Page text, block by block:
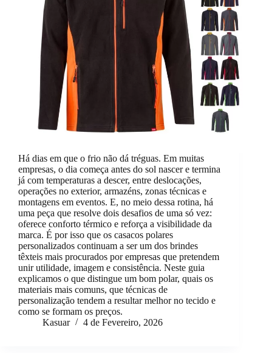
Há dias em que o frio não dá tréguas. Em muitas
empresas, o dia começa antes do sol nascer e termina
já com temperaturas a descer, entre deslocações,
operações no exterior, armazéns, zonas técnicas e
montagens em eventos. E, no meio dessa rotina, há
uma peça que resolve dois desafios de uma só vez:
oferece conforto térmico e reforça a visibilidade da
marca. É por isso que os casacos polares
personalizados continuam a ser um dos brindes
têxteis mais procurados por empresas que pretendem
unir utilidade, imagem e consistência. Neste guia
explicamos o que distingue um bom polar, quais os
materiais mais comuns, que técnicas de
personalização tendem a resultar melhor no tecido e
como se formam os preços.
Kasuar
4 de Fevereiro, 2026